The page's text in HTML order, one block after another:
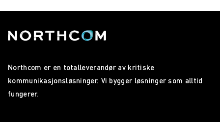
Northcom er en totalleverandør av kritiske
kommunikasjonsløsninger. Vi bygger løsninger som alltid
fungerer.